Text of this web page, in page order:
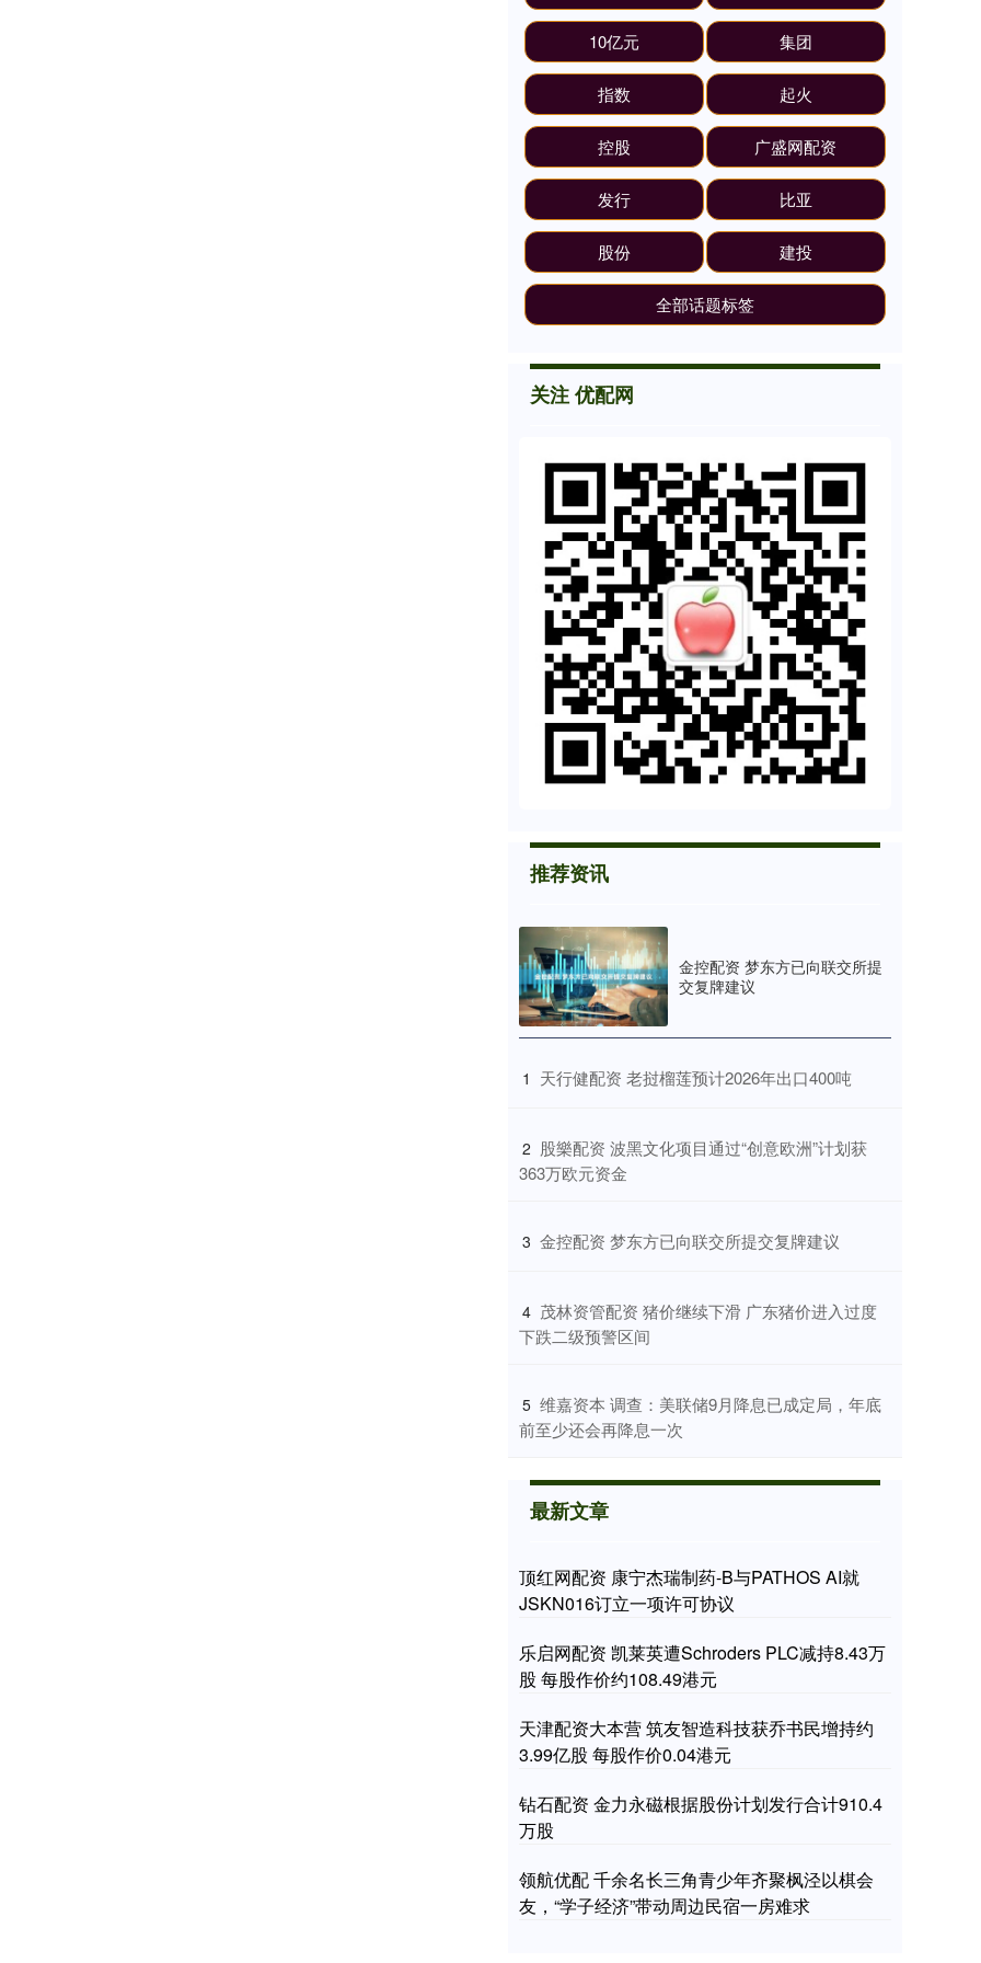
10亿元 集团
指数 起火
控股 广盛网配资
发行 比亚
股份 建投
全部话题标签
关注 优配网
推荐资讯
金控配资 梦东方已向联交所提
交复牌建议
1 ​天行健配资 老挝榴莲预计2026年出口400吨
2 ​股樂配资 波黑文化项目通过“创意欧洲”计划获
363万欧元资金
3 ​金控配资 梦东方已向联交所提交复牌建议
4 ​茂林资管配资 猪价继续下滑 广东猪价进入过度
下跌二级预警区间
5 ​维嘉资本 调查：美联储9月降息已成定局，年底
前至少还会再降息一次
最新文章
顶红网配资 康宁杰瑞制药-B与PATHOS AI就
JSKN016订立一项许可协议
乐启网配资 凯莱英遭Schroders PLC减持8.43万
股 每股作价约108.49港元
天津配资大本营 筑友智造科技获乔书民增持约
3.99亿股 每股作价0.04港元
钻石配资 金力永磁根据股份计划发行合计910.4
万股
领航优配 千余名长三角青少年齐聚枫泾以棋会
友，“学子经济”带动周边民宿一房难求